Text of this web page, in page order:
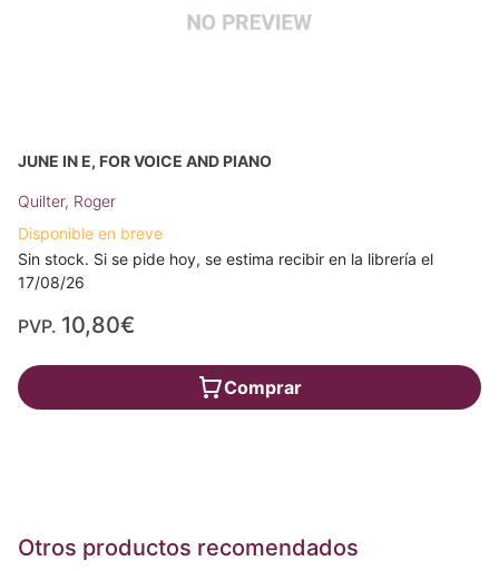
JUNE IN E, FOR VOICE AND PIANO
Quilter, Roger
Disponible en breve
Sin stock. Si se pide hoy, se estima recibir en la librería el
17/08/26
PVP. 10,80€
Comprar
Otros productos recomendados